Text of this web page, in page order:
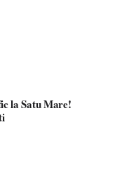
la Satu Mare!